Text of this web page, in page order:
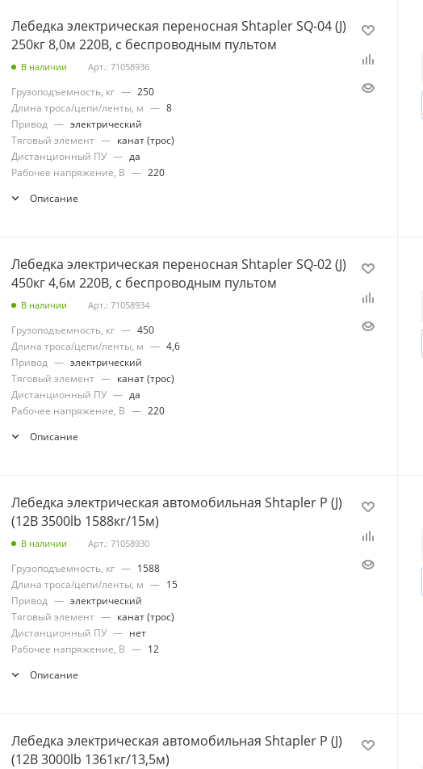
Лебедка электрическая переносная Shtapler SQ-04 (J)
250кг 8,0м 220В, с беспроводным пультом
В наличии Арт.: 71058936
Грузоподъемность, кг — 250
Длина троса/цепи/ленты, м — 8
Привод — электрический
Тяговый элемент — канат (трос)
Дистанционный ПУ — да
Рабочее напряжение, В — 220
Описание
Лебедка электрическая переносная Shtapler SQ-02 (J)
450кг 4,6м 220В, с беспроводным пультом
В наличии Арт.: 71058934
Грузоподъемность, кг — 450
Длина троса/цепи/ленты, м — 4,6
Привод — электрический
Тяговый элемент — канат (трос)
Дистанционный ПУ — да
Рабочее напряжение, В — 220
Описание
Лебедка электрическая автомобильная Shtapler P (J)
(12В 3500lb 1588кг/15м)
В наличии Арт.: 71058930
Грузоподъемность, кг — 1588
Длина троса/цепи/ленты, м — 15
Привод — электрический
Тяговый элемент — канат (трос)
Дистанционный ПУ — нет
Рабочее напряжение, В — 12
Описание
Лебедка электрическая автомобильная Shtapler P (J)
(12В 3000lb 1361кг/13,5м)